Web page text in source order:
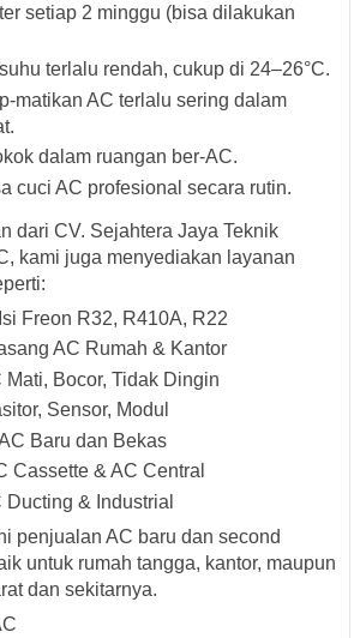
setiap 2 minggu (bisa dilakukan
terlalu rendah, cukup di 24–26°C.
matikan AC terlalu sering dalam
dalam ruangan ber-AC.
cuci AC profesional secara rutin.
dari CV. Sejahtera Jaya Teknik
kami juga menyediakan layanan
Freon R32, R410A, R22
AC Rumah & Kantor
Mati, Bocor, Tidak Dingin
Sensor, Modul
Baru dan Bekas
Cassette & AC Central
Ducting & Industrial
penjualan AC baru dan second
untuk rumah tangga, kantor, maupun
dan sekitarnya.